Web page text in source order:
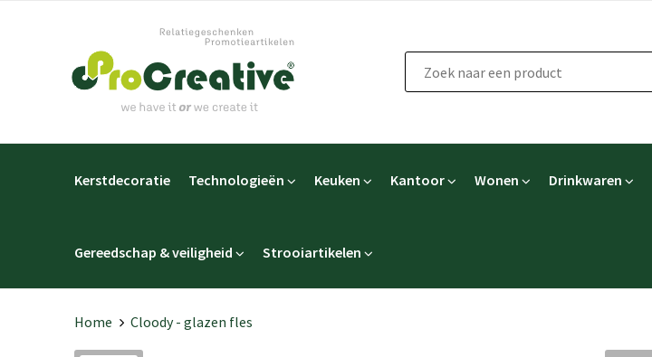
Kerstdecoratie Technologieën Keuken Kantoor Wonen Drinkwaren
Gereedschap & veiligheid Strooiartikelen
Home Cloody - glazen fles